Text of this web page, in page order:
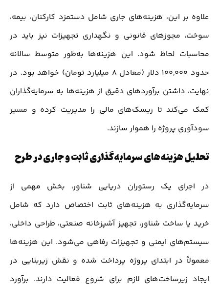
علاوه بر این، هزینه‌های جاری شامل دستمزد کارکنان، بیمه،
سوخت، مجوزهای قانونی و نگهداری تجهیزات نیز باید در
محاسبات لحاظ شود. این هزینه‌ها به‌طور متوسط سالانه
حدود 100,000 دلار (معادل 8 میلیارد تومان) خواهد بود. در
نهایت، داشتن برآوردهای دقیق از هزینه‌ها به سرمایه‌گذاران
کمک می‌کند تا ریسک‌های مالی را مدیریت کرده و مسیر
سودآوری پروژه را هموار سازند.
تحلیل هزینه‌های سرمایه‌گذاری ثابت و جاری در طرح
در اجرای یک رستوران دریایی شناور، بخش مهمی از
سرمایه‌گذاری به هزینه‌های ثابت اختصاص دارد که شامل
خرید یا ساخت شناور، تجهیز آشپزخانه صنعتی، طراحی داخلی،
سیستم‌های ایمنی و تجهیزات رفاهی می‌شود. این هزینه‌ها
معمولاً در ابتدای پروژه پرداخت شده و نقش زیربنایی در
ایجاد زیرساخت‌های لازم برای شروع فعالیت دارند. برآورد